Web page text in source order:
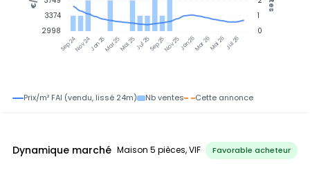
Sep 24Nov 24Jan 25Mar 25Mai 25Jul 25Sep 25Nov 25Jan 26Mar 26Mai 26Jul 26
1
0
3374
2998
Prix/m² FAI (vendu, lissé 24m) Nb ventes Cette annonce
Dynamique marché Maison 5 pièces, VIF Favorable acheteur